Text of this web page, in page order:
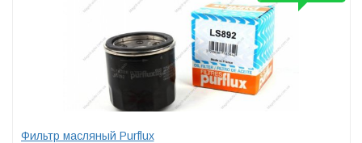
Фильтр масляный Purflux